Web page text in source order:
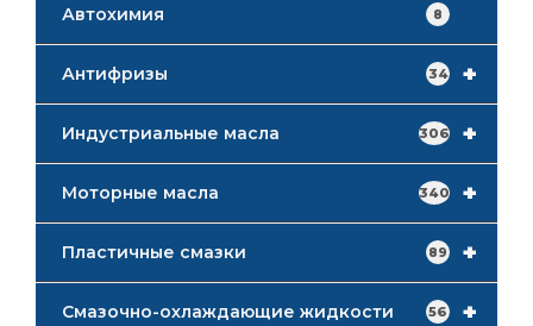
Автохимия 8
+
Антифризы 34
+
Индустриальные масла 306
+
Моторные масла 340
+
Пластичные смазки 89
+
Смазочно-охлаждающие жидкости 56